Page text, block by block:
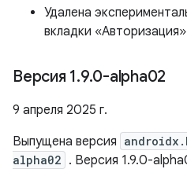
Удалена
вкладки
Версия 1.9.0-alpha02
9 апреля 2025 г.
Выпущена версия
alpha02 . Версия 1.9.0-